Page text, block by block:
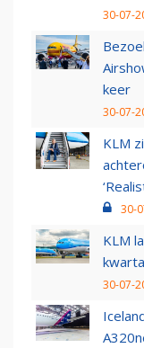
30-07-
keer
30-07-
KLM
30-
KLM
30-07-